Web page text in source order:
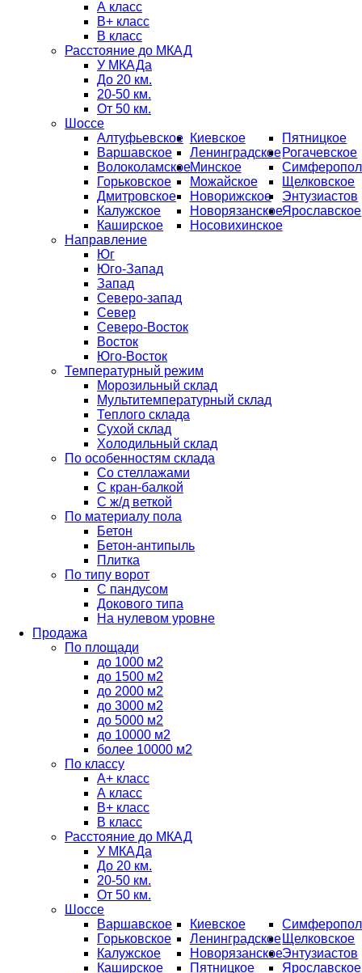
А класс
B+ класс
В класс
Расстояние до МКАД
У МКАДа
До 20 км.
20-50 км.
От 50 км.
Шоссе
Алтуфьевское
Варшавское
Волоколамское
Горьковское
Дмитровское
Калужское
Каширское
Киевское
Ленинградское
Минское
Можайское
Новорижское
Новорязанское
Носовихинское
Пятницкое
Рогачевское
Щелковское
Энтузиастов
Ярославское
Направление
Юг
Юго-Запад
Запад
Северо-запад
Север
Северо-Восток
Восток
Юго-Восток
Температурный режим
Морозильный склад
Мультитемпературный склад
Теплого склада
Сухой склад
Холодильный склад
По особенностям склада
Со стеллажами
С кран-балкой
С ж/д веткой
По материалу пола
Бетон
Бетон-антипыль
Плитка
По типу ворот
С пандусом
Докового типа
На нулевом уровне
Продажа
По площади
до 1000 м2
до 1500 м2
до 2000 м2
до 3000 м2
до 5000 м2
до 10000 м2
более 10000 м2
По классу
A+ класс
А класс
В+ класс
B класс
Расстояние до МКАД
У МКАДа
До 20 км.
20-50 км.
От 50 км.
Шоссе
Варшавское
Горьковское
Калужское
Каширское
Киевское
Ленинградское
Новорязанское
Пятницкое
Щелковское
Энтузиастов
Ярославское